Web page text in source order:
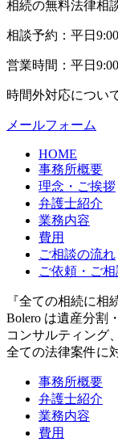
相続の無料法律相
相談予約：平日
営業時間：平日
時間外対応につい
メールフォーム
HOME
事務所概要
理念・ご挨拶
弁護士紹介
業務内容
費用
ご相談の流れ
ご依頼・ご相
『全ての相続に相
Bolero は遺産分割
コンサルティング
全ての法律案件に
事務所概要
弁護士紹介
業務内容
費用